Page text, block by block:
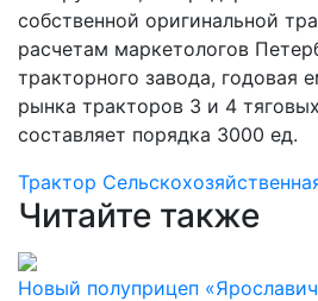
собственной оригинальной
расчетам маркетологов
тракторного завода, годовая
рынка тракторов 3 и 4
составляет порядка 3000 ед.
Трактор
Читайте также
Новый полуприцеп